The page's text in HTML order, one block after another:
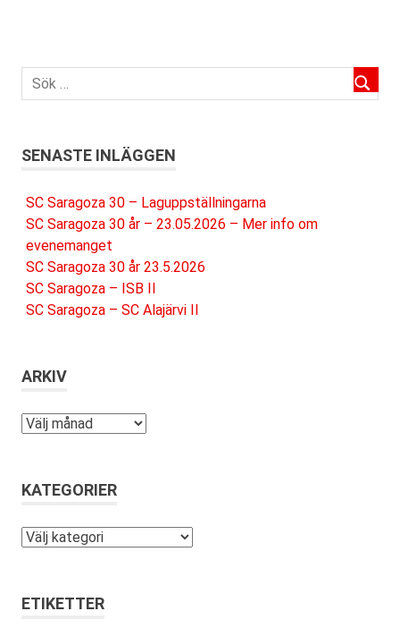
SENASTE INLÄGGEN
SC Saragoza 30 – Laguppställningarna
SC Saragoza 30 år – 23.05.2026 – Mer info om
evenemanget
SC Saragoza 30 år 23.5.2026
SC Saragoza – ISB II
SC Saragoza – SC Alajärvi II
ARKIV
Arkiv
KATEGORIER
Kategorier
ETIKETTER